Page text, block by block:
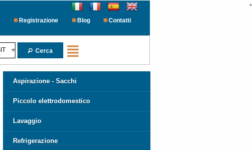
•
Registrazione Blog Contatti
Cerca
Aspirazione - Sacchi
Piccolo elettrodomestico
Lavaggio
Refrigerazione